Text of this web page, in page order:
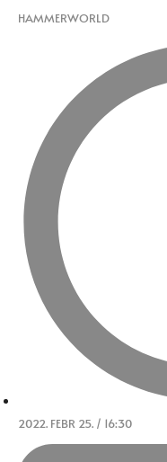
HAMMERWORLD
2022. FEBR 25. / 16:30